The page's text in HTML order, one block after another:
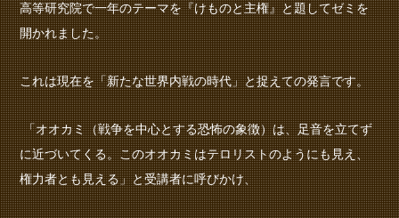
高等研究院で一年のテーマを『けものと主権』と題してゼミを
開かれました。
これは現在を「新たな世界内戦の時代」と捉えての発言です。
「オオカミ（戦争を中心とする恐怖の象徴）は、足音を立てず
に近づいてくる。このオオカミはテロリストのようにも見え、
権力者とも見える」と受講者に呼びかけ、